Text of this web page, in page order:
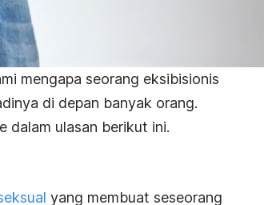
mengapa seorang eksibisionis
di depan banyak orang.
dalam ulasan berikut ini.
yang membuat seseorang